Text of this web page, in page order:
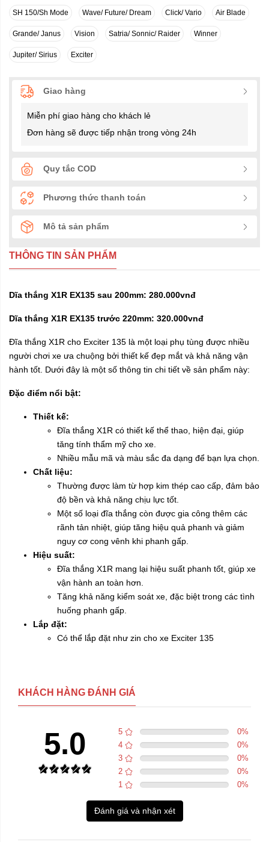
SH 150/Sh Mode Wave/ Future/ Dream Click/ Vario Air Blade
Grande/ Janus Vision Satria/ Sonnic/ Raider Winner
Jupiter/ Sirius Exciter
Giao hàng
Miễn phí giao hàng cho khách lẻ
Đơn hàng sẽ được tiếp nhận trong vòng 24h
Quy tắc COD
Phương thức thanh toán
Mô tả sản phẩm
THÔNG TIN SẢN PHẨM
Dĩa thắng X1R EX135 sau 200mm: 280.000vnđ
Dĩa thắng X1R EX135 trước 220mm: 320.000vnđ
Đĩa thắng X1R cho Exciter 135 là một loại phụ tùng được nhiều
người chơi xe ưa chuộng bởi thiết kế đẹp mắt và khả năng vận
hành tốt. Dưới đây là một số thông tin chi tiết về sản phẩm này:
Đặc điểm nổi bật:
Thiết kế:
Đĩa thắng X1R có thiết kế thể thao, hiện đại, giúp
tăng tính thẩm mỹ cho xe.
Nhiều mẫu mã và màu sắc đa dạng để bạn lựa chọn.
Chất liệu:
Thường được làm từ hợp kim thép cao cấp, đảm bảo
độ bền và khả năng chịu lực tốt.
Một số loại đĩa thắng còn được gia công thêm các
rãnh tản nhiệt, giúp tăng hiệu quả phanh và giảm
nguy cơ cong vênh khi phanh gấp.
Hiệu suất:
Đĩa thắng X1R mang lại hiệu suất phanh tốt, giúp xe
vận hành an toàn hơn.
Tăng khả năng kiểm soát xe, đặc biệt trong các tình
huống phanh gấp.
Lắp đặt:
Có thể lắp đặt như zin cho xe Exciter 135
KHÁCH HÀNG ĐÁNH GIÁ
5.0 5 0%
4
0%
3
0%
2
0%
1
0%
Đánh giá và nhận xét